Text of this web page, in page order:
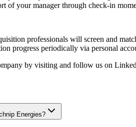
of your manager through check-in
professionals will screen and
progress periodically via personal
by visiting and follow us on
Energies?